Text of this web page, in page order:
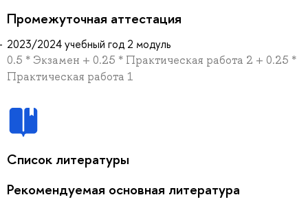
Промежуточная аттестация
2023/2024 учебный год 2 модуль
0.5 * Экзамен + 0.25 * Практическая работа 2 + 0.25 *
Практическая работа 1
Список литературы
Рекомендуемая основная литература